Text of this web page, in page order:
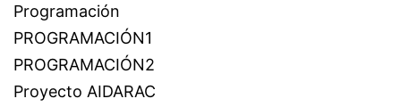
Programación
PROGRAMACIÓN1
PROGRAMACIÓN2
Proyecto AIDARAC